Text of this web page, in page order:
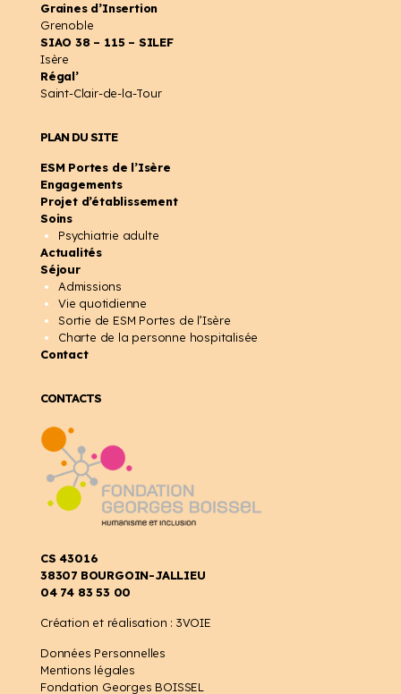
Graines d’Insertion
Grenoble
SIAO 38 – 115 – SILEF
Isère
Régal’
Saint-Clair-de-la-Tour
PLAN DU SITE
ESM Portes de l’Isère
Engagements
Projet d’établissement
Soins
Psychiatrie adulte
Actualités
Séjour
Admissions
Vie quotidienne
Sortie de ESM Portes de l’Isère
Charte de la personne hospitalisée
Contact
CONTACTS
CS 43016
38307 BOURGOIN-JALLIEU
04 74 83 53 00
Création et réalisation : 3VOIE
Données Personnelles
Mentions légales
Fondation Georges BOISSEL